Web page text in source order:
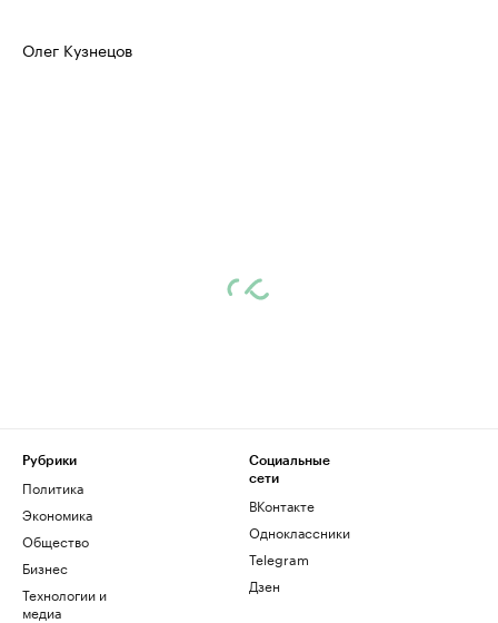
Олег Кузнецов
Рубрики
Политика
Экономика
Общество
Бизнес
Технологии и
медиа
Социальные
сети
ВКонтакте
Одноклассники
Telegram
Дзен